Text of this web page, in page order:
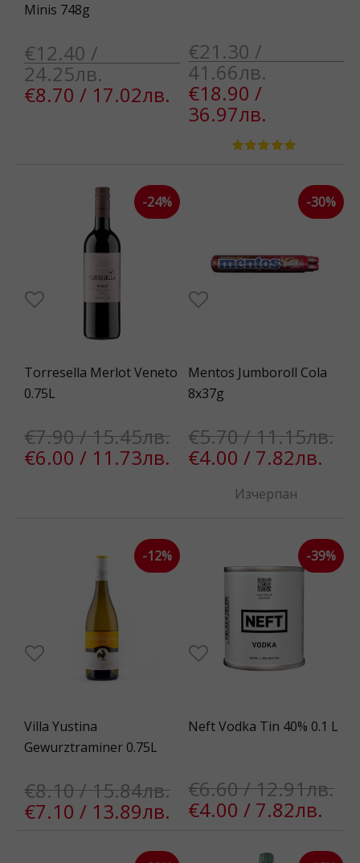
Minis 748g
€12.40 /
24.25лв.
€8.70 / 17.02лв.
€21.30 /
41.66лв.
€18.90 /
36.97лв.
Torresella Merlot Veneto
0.75L
€7.90 / 15.45лв.
€6.00 / 11.73лв.
-24%
Mentos Jumboroll Cola
8x37g
€5.70 / 11.15лв.
€4.00 / 7.82лв.
Изчерпан
-30%
Villa Yustina
Gewurztraminer 0.75L
€8.10 / 15.84лв.
€7.10 / 13.89лв.
-12%
Neft Vodka Tin 40% 0.1 L
€6.60 / 12.91лв.
€4.00 / 7.82лв.
-39%